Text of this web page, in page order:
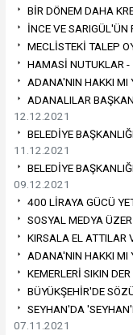
BİR DÖNEM DAHA
İNCE VE SARIGÜL'ÜN
MECLİSTEKİ TALEP
HAMASİ NUTUKLAR -
ADANA'NIN HAKKI MI
ADANALILAR
12.12.2021
BELEDİYE
11.12.2021
BELEDİYE
09.12.2021
400 LİRAYA GÜCÜ
SOSYAL MEDYA
KIRSALA EL ATTILAR
ADANA'NIN HAKKI MI
KEMERLERİ SIKIN
BÜYÜKŞEHİR'DE
SEYHAN'DA
07.11.2021